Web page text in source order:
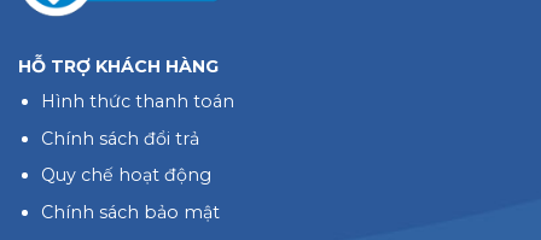
HỖ TRỢ KHÁCH HÀNG
Hình thức thanh toán
Chính sách đổi trả
Quy chế hoạt động
Chính sách bảo mật